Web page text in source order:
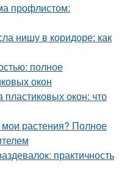
профлистом:
нишу в коридоре: как
полное
окон
окон: что
мои растения? Полное
практичность